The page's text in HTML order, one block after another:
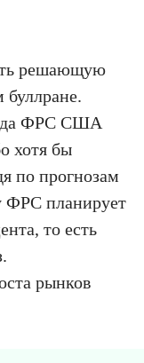
решающую
буллране.
ФРС США
хотя бы
по прогнозам
ФРС планирует
то есть
рынков